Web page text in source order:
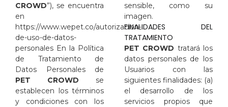
CROWD”), se encuentra
en
https://www.wepet.co/autorizacion-
de-uso-de-datos-
personales En la Política
de Tratamiento de
Datos Personales de
PET CROWD se
establecen los términos
y condiciones con los
sensible, como su
imagen.
FINALIDADES DEL
TRATAMIENTO
PET CROWD tratará los
datos personales de los
Usuarios con las
siguientes finalidades: (a)
el desarrollo de los
servicios propios que
Acuérdate de mí
Acceso
¿Contraseña perdida?